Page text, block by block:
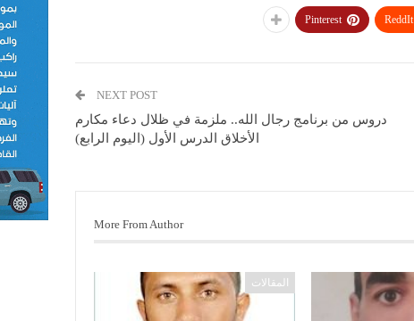
ReddIt
Pinterest
NEXT POST
دروس من برنامج رجال الله.. ملزمة في ظلال دعاء مكارم
الأخلاق الدرس الأول (اليوم الرابع)
More From Author
المقالات